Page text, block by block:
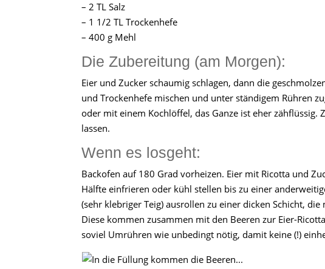
– 2 TL Salz
– 1 1/2 TL Trockenhefe
– 400 g Mehl
Die Zubereitung (am Morgen):
Eier und Zucker schaumig schlagen, dann die
und Trockenhefe mischen und unter ständigem Rühren
oder mit einem Kochlöffel, das Ganze ist eher zähflüssig.
lassen.
Wenn es losgeht:
Backofen auf 180 Grad vorheizen. Eier mit Ricotta und
Hälfte einfrieren oder kühl stellen bis zu einer
(sehr klebriger Teig) ausrollen zu einer dicken Schicht,
Diese kommen zusammen mit den Beeren zur Eier-
soviel Umrühren wie unbedingt nötig, damit keine (!)